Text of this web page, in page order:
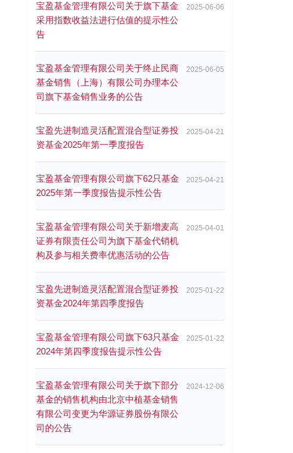
宝盈基金管理有限公司关于旗下基金
采用指数收益法进行估值的提示性公
告
2025-06-06
宝盈基金管理有限公司关于终止民商
基金销售（上海）有限公司办理本公
司旗下基金销售业务的公告
2025-06-05
宝盈先进制造灵活配置混合型证券投
资基金2025年第一季度报告
2025-04-21
宝盈基金管理有限公司旗下62只基金
2025年第一季度报告提示性公告
2025-04-21
宝盈基金管理有限公司关于新增麦高
证券有限责任公司为旗下基金代销机
构及参与相关费率优惠活动的公告
2025-04-01
宝盈先进制造灵活配置混合型证券投
资基金2024年第四季度报告
2025-01-22
宝盈基金管理有限公司旗下63只基金
2024年第四季度报告提示性公告
2025-01-22
宝盈基金管理有限公司关于旗下部分
基金的销售机构由北京中植基金销售
有限公司变更为华源证券股份有限公
司的公告
2024-12-06